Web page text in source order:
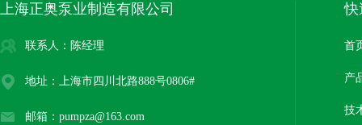
上海正奥泵业制造有限公司
联系人：陈经理
地址：上海市四川北路888号0806#
邮箱：pumpza@163.com
快
首
产
技